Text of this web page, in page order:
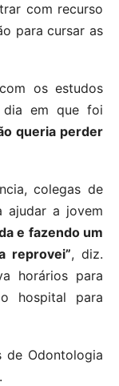
com recurso
para cursar as
os estudos
dia em que foi
queria perder
colegas de
ajudar a jovem
e fazendo um
reprovei”, diz.
horários para
hospital para
de Odontologia